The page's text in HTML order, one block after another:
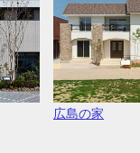
広島の家